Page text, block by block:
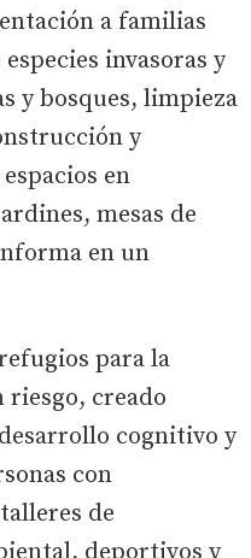
a familias
invasoras y
y bosques, limpieza
y
en
mesas de
en un
para la
riesgo, creado
cognitivo y
con
de